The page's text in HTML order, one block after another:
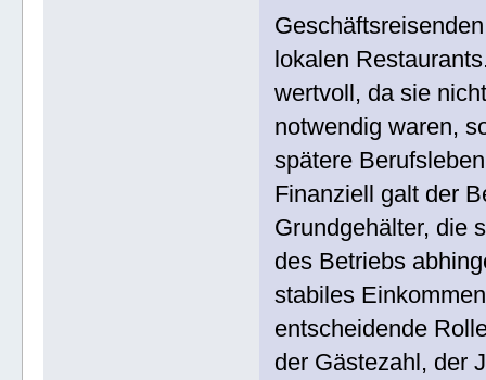
lokalen
wertvoll, da sie
notwendig waren,
spätere
Finanziell galt der
Grundgehälter, die
des Betriebs
stabiles
entscheidende
der Gästezahl, der